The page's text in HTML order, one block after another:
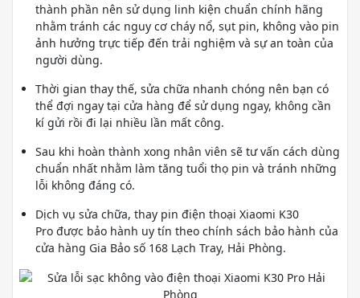
thành phần nên sử dụng linh kiện chuẩn chính hãng
nhằm tránh các nguy cơ cháy nổ, sụt pin, không vào pin
ảnh hưởng trực tiếp đến trải nghiệm và sự an toàn của
người dùng.
Thời gian thay thế, sửa chữa nhanh chóng nên bạn có
thể đợi ngay tại cửa hàng để sử dụng ngay, không cần
kí gửi rồi đi lại nhiều lần mất công.
Sau khi hoàn thành xong nhân viên sẽ tư vấn cách dùng
chuẩn nhất nhằm làm tăng tuổi thọ pin và tránh những
lỗi không đáng có.
Dịch vụ sửa chữa, thay pin điện thoại Xiaomi K30
Pro được bảo hành uy tín theo chính sách bảo hành của
cửa hàng Gia Bảo số 168 Lạch Tray, Hải Phòng.